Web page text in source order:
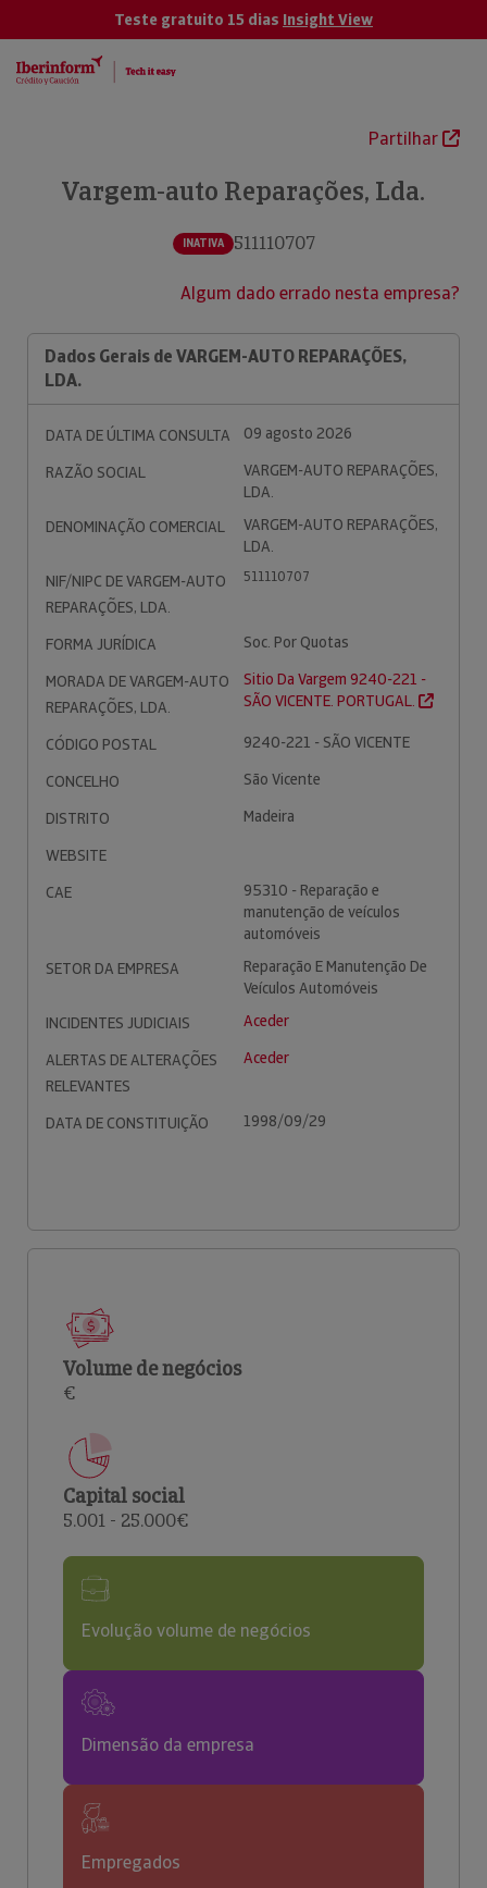
Teste gratuito 15 dias Insight View
Partilhar
Vargem-auto Reparações, Lda.
INATIVA 511110707
Algum dado errado nesta empresa?
Dados Gerais de VARGEM-AUTO REPARAÇÕES,
LDA.
DATA DE ÚLTIMA CONSULTA
09 agosto 2026
RAZÃO SOCIAL
VARGEM-AUTO REPARAÇÕES,
LDA.
DENOMINAÇÃO COMERCIAL
VARGEM-AUTO REPARAÇÕES,
LDA.
NIF/NIPC DE VARGEM-AUTO
REPARAÇÕES, LDA.
511110707
FORMA JURÍDICA
Soc. Por Quotas
MORADA DE VARGEM-AUTO
REPARAÇÕES, LDA.
Sitio Da Vargem 9240-221 -
SÃO VICENTE. PORTUGAL.
CÓDIGO POSTAL
9240-221 - SÃO VICENTE
CONCELHO
São Vicente
DISTRITO
Madeira
WEBSITE
CAE
95310 - Reparação e
manutenção de veículos
automóveis
SETOR DA EMPRESA
Reparação E Manutenção De
Veículos Automóveis
INCIDENTES JUDICIAIS
Aceder
ALERTAS DE ALTERAÇÕES
RELEVANTES
Aceder
DATA DE CONSTITUIÇÃO 1998/09/29
Volume de negócios
€
Capital social
5.001 - 25.000€
Evolução volume de negócios
Dimensão da empresa
Empregados